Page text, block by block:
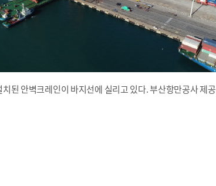
된 안벽크레인이 바지선에 실리고 있다. 부산항만공사 제공